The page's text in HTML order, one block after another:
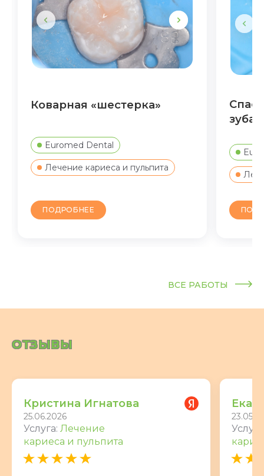
Коварная «шестерка»
Euromed Dental
Лечение кариеса и пульпита
ПОДРОБНЕЕ
зуба
ВСЕ РАБОТЫ
ОТЗЫВЫ
Кристина Игнатова
25.06.2026
Услуга: Лечение
кариеса и пульпита